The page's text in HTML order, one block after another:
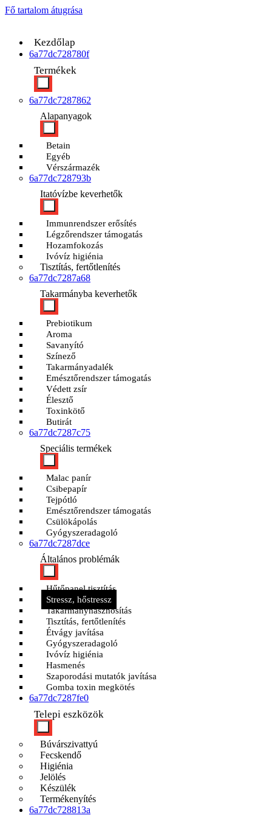
Fő tartalom átugrása
Kezdőlap
6a77dc728780f
Termékek
6a77dc7287862
Alapanyagok
Betain
Egyéb
Vérszármazék
6a77dc728793b
Itatóvízbe keverhetők
Immunrendszer erősítés
Légzőrendszer támogatás
Hozamfokozás
Ivóvíz higiénia
Tisztítás, fertőtlenítés
6a77dc7287a68
Takarmányba keverhetők
Prebiotikum
Aroma
Savanyító
Színező
Takarmányadalék
Emésztőrendszer támogatás
Védett zsír
Élesztő
Toxinkötő
Butirát
6a77dc7287c75
Speciális termékek
Malac panír
Csibepapír
Tejpótló
Emésztőrendszer támogatás
Csülökápolás
Gyógyszeradagoló
6a77dc7287dce
Általános problémák
Hűtőpanel tisztítás
Stressz, hőstressz
Takarmányhasznosítás
Tisztítás, fertőtlenítés
Étvágy javítása
Gyógyszeradagoló
Ivóvíz higiénia
Hasmenés
Szaporodási mutatók javítása
Gomba toxin megkötés
6a77dc7287fe0
Telepi eszközök
Búvárszivattyú
Fecskendő
Higiénia
Jelölés
Készülék
Termékenyítés
6a77dc728813a